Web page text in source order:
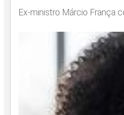
Ex-ministro Márcio França